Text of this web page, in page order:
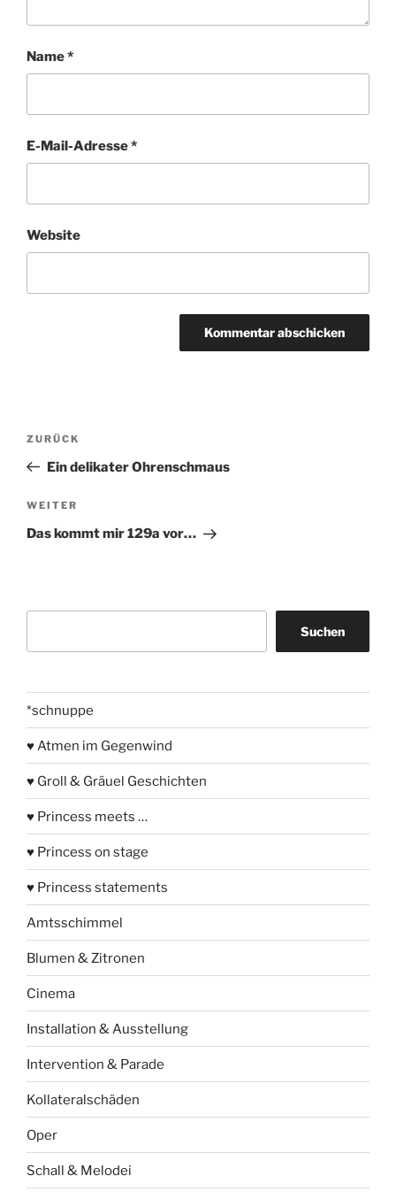
Name*
E-Mail-Adresse*
Website
Beitragsnavigation
Vorheriger
Beitrag
ZURÜCK
Ein delikater Ohrenschmaus
Nächster
Beitrag
WEITER
Das kommt mir 129a vor…
Suchen
*schnuppe
♥ Atmen im Gegenwind
♥ Groll & Gräuel Geschichten
♥ Princess meets …
♥ Princess on stage
♥ Princess statements
Amtsschimmel
Blumen & Zitronen
Cinema
Installation & Ausstellung
Intervention & Parade
Kollateralschäden
Oper
Schall & Melodei